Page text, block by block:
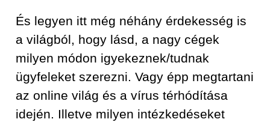
És legyen itt még néhány érdekesség is
a világból, hogy lásd, a nagy cégek
milyen módon igyekeznek/tudnak
ügyfeleket szerezni. Vagy épp megtartani
az online világ és a vírus térhódítása
idején. Illetve milyen intézkedéseket